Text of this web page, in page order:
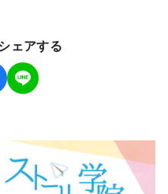
ェアする